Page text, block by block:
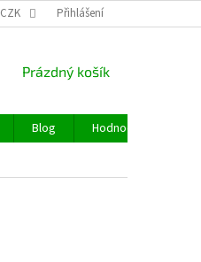
CZK Přihlášení
NÁKUPNÍ
Prázdný košík
Blog
Hodnocení obchodu